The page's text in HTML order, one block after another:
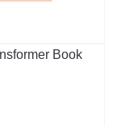
Book